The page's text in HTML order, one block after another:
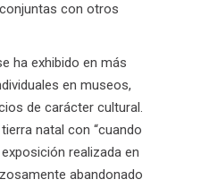
con otros
ha exhibido en más
en museos,
de carácter cultural.
natal con “cuando
realizada en
abandonado